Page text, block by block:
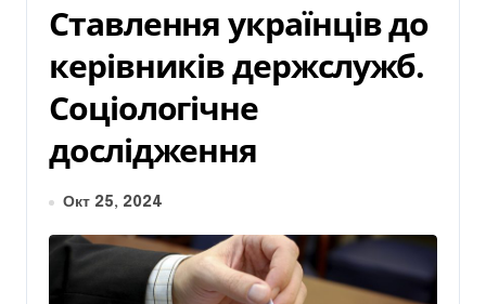
Ставлення українців до
керівників держслужб.
Соціологічне
дослідження
Окт 25, 2024